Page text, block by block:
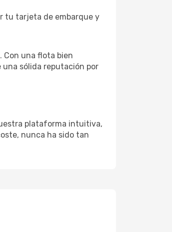
tu tarjeta de embarque y
Con una flota bien
sólida reputación por
plataforma intuitiva,
nunca ha sido tan